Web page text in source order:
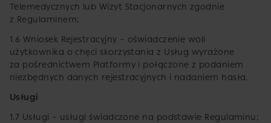
Telemedycznych lub Wizyt Stacjonarnych zgodnie
z Regulaminem;
1.6 Wniosek Rejestracyjny – oświadczenie woli
użytkownika o chęci skorzystania z Usług wyrażone
za pośrednictwem Platformy i połączone z podaniem
niezbędnych danych rejestracyjnych i nadaniem hasła.
Usługi
1.7 Usługi – usługi świadczone na podstawie Regulaminu;